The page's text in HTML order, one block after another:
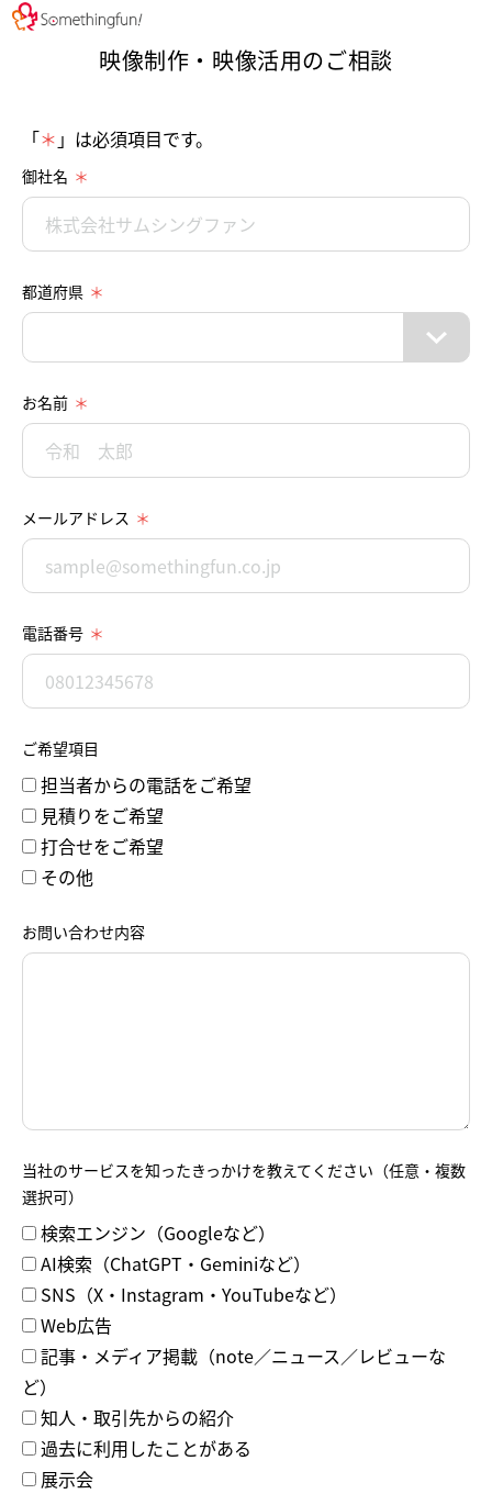
映像制作・映像活用のご相談
「＊ 」は必須項目です。
御社名
都道府県
お名前
メールアドレス
電話番号
ご希望項目
担当者からの電話をご希望
見積りをご希望
打合せをご希望
その他
お問い合わせ内容
当社のサービスを知ったきっかけを教えてください（任意・複数
選択可）
検索エンジン（Googleなど）
AI検索（ChatGPT・Geminiなど）
SNS（X・Instagram・YouTubeなど）
Web広告
記事・メディア掲載（note／ニュース／レビューな
ど）
知人・取引先からの紹介
過去に利用したことがある
展示会